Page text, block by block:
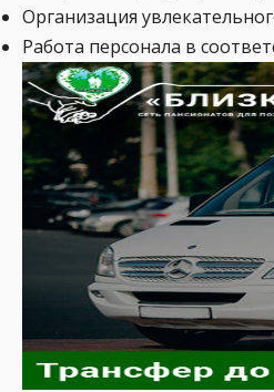
Организация
Работа персонала в